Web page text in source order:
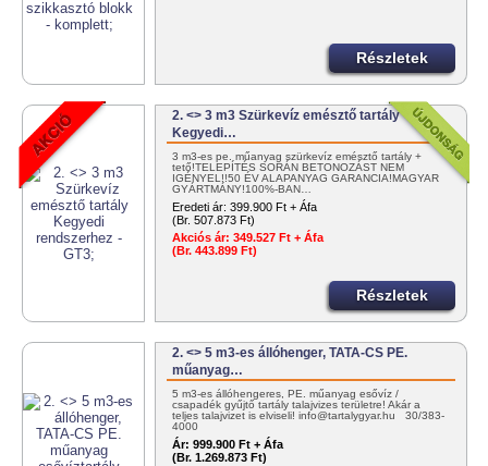
Részletek
2. <> 3 m3 Szürkevíz emésztő tartály
Kegyedi…
3 m3-es pe. műanyag szürkevíz emésztő tartály +
tető!TELEPÍTÉS SORÁN BETONOZÁST NEM
IGÉNYEL!!50 ÉV ALAPANYAG GARANCIA!MAGYAR
GYÁRTMÁNY!100%-BAN…
Eredeti ár: 399.900 Ft + Áfa
(Br. 507.873 Ft)
Akciós ár: 349.527 Ft + Áfa
(Br. 443.899 Ft)
Részletek
2. <> 5 m3-es állóhenger, TATA-CS PE.
műanyag…
5 m3-es állóhengeres, PE. műanyag esővíz /
csapadék gyűjtő tartály talajvizes területre! Akár a
teljes talajvizet is elviseli! info@tartalygyar.hu 30/383-
4000
Ár: 999.900 Ft + Áfa
(Br. 1.269.873 Ft)